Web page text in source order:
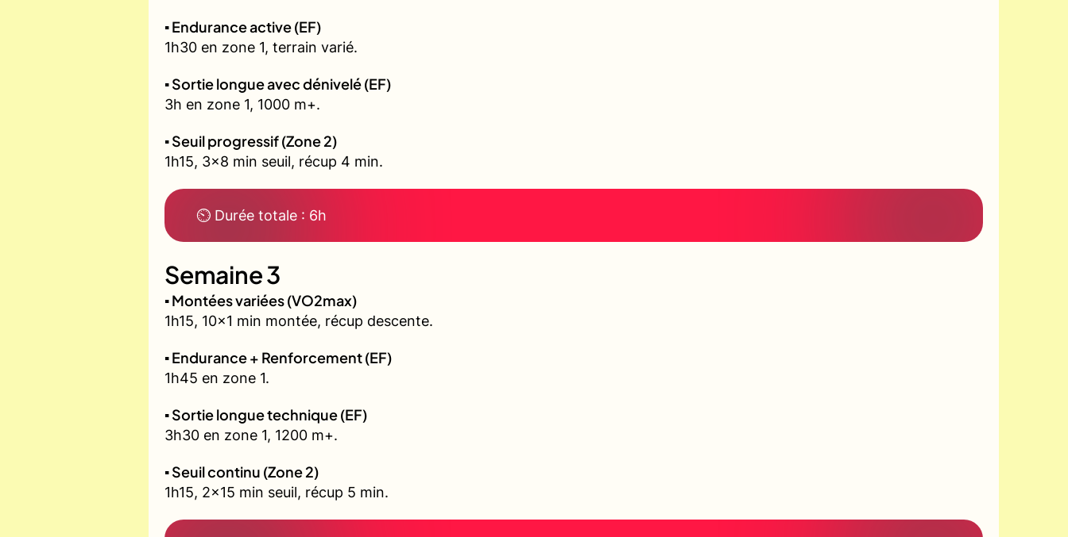
▪️ Endurance active (EF)
1h30 en zone 1, terrain varié.
▪️ Sortie longue avec dénivelé (EF)
3h en zone 1, 1000 m+.
▪️ Seuil progressif (Zone 2)
1h15, 3x8 min seuil, récup 4 min.
⏲ Durée totale : 6h
Semaine 3
▪️ Montées variées (VO2max)
1h15, 10x1 min montée, récup descente.
▪️ Endurance + Renforcement (EF)
1h45 en zone 1.
▪️ Sortie longue technique (EF)
3h30 en zone 1, 1200 m+.
▪️ Seuil continu (Zone 2)
1h15, 2x15 min seuil, récup 5 min.